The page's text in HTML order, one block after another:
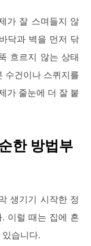
가 잘 스며들지 않
닥과 벽을 먼저 닦
흐르지 않는 상태
수건이나 스퀴지를
가 줄눈에 더 잘 붙
한 방법부
생기기 시작한 정
이럴 때는 집에 흔
습니다.